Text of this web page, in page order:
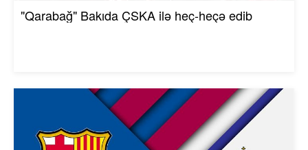
"Qarabağ" Bakıda ÇSKA ilə heç-heçə edib